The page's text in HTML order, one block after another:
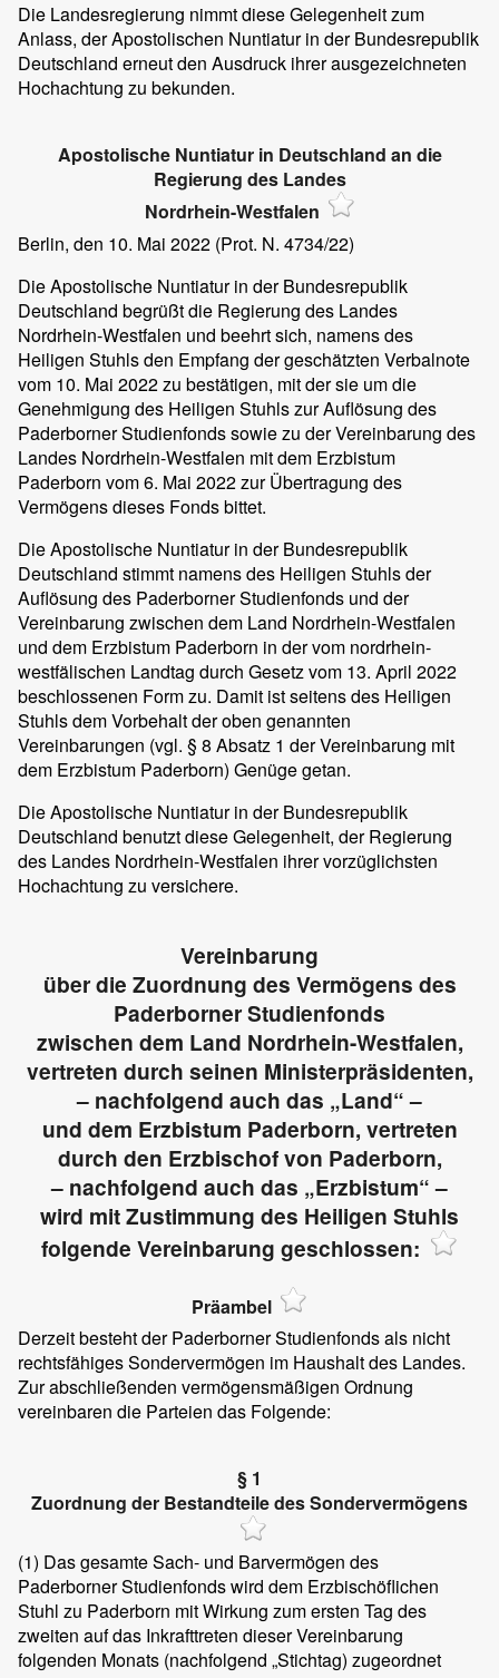
Die Landesregierung nimmt diese Gelegenheit zum
Anlass, der Apostolischen Nuntiatur in der Bundesrepublik
Deutschland erneut den Ausdruck ihrer ausgezeichneten
Hochachtung zu bekunden.
Apostolische Nuntiatur in Deutschland an die
Regierung des Landes
Nordrhein-Westfalen
Berlin, den 10. Mai 2022 (Prot. N. 4734/22)
Die Apostolische Nuntiatur in der Bundesrepublik
Deutschland begrüßt die Regierung des Landes
Nordrhein-Westfalen und beehrt sich, namens des
Heiligen Stuhls den Empfang der geschätzten Verbalnote
vom 10. Mai 2022 zu bestätigen, mit der sie um die
Genehmigung des Heiligen Stuhls zur Auflösung des
Paderborner Studienfonds sowie zu der Vereinbarung des
Landes Nordrhein-Westfalen mit dem Erzbistum
Paderborn vom 6. Mai 2022 zur Übertragung des
Vermögens dieses Fonds bittet.
Die Apostolische Nuntiatur in der Bundesrepublik
Deutschland stimmt namens des Heiligen Stuhls der
Auflösung des Paderborner Studienfonds und der
Vereinbarung zwischen dem Land Nordrhein-Westfalen
und dem Erzbistum Paderborn in der vom nordrhein-
westfälischen Landtag durch Gesetz vom 13. April 2022
beschlossenen Form zu. Damit ist seitens des Heiligen
Stuhls dem Vorbehalt der oben genannten
Vereinbarungen (vgl. § 8 Absatz 1 der Vereinbarung mit
dem Erzbistum Paderborn) Genüge getan.
Die Apostolische Nuntiatur in der Bundesrepublik
Deutschland benutzt diese Gelegenheit, der Regierung
des Landes Nordrhein-Westfalen ihrer vorzüglichsten
Hochachtung zu versichere.
Vereinbarung
über die Zuordnung des Vermögens des
Paderborner Studienfonds
zwischen dem Land Nordrhein-Westfalen,
vertreten durch seinen Ministerpräsidenten,
– nachfolgend auch das „Land“ –
und dem Erzbistum Paderborn, vertreten
durch den Erzbischof von Paderborn,
– nachfolgend auch das „Erzbistum“ –
wird mit Zustimmung des Heiligen Stuhls
folgende Vereinbarung geschlossen:
Präambel
Derzeit besteht der Paderborner Studienfonds als nicht
rechtsfähiges Sondervermögen im Haushalt des Landes.
Zur abschließenden vermögensmäßigen Ordnung
vereinbaren die Parteien das Folgende:
§ 1
Zuordnung der Bestandteile des Sondervermögens
(1) Das gesamte Sach- und Barvermögen des
Paderborner Studienfonds wird dem Erzbischöflichen
Stuhl zu Paderborn mit Wirkung zum ersten Tag des
zweiten auf das Inkrafttreten dieser Vereinbarung
folgenden Monats (nachfolgend „Stichtag) zugeordnet